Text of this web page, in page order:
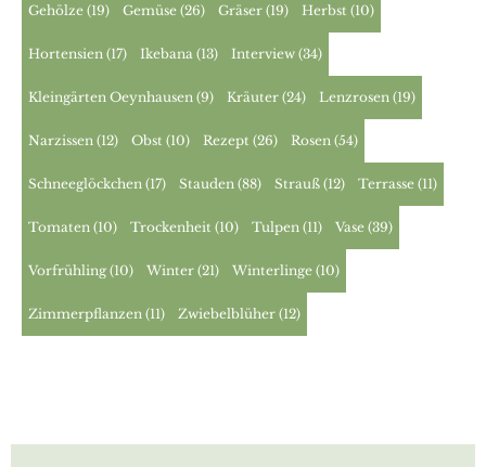
Gehölze (19) Gemüse (26) Gräser (19) Herbst (10)
Hortensien (17) Ikebana (13) Interview (34)
Kleingärten Oeynhausen (9) Kräuter (24) Lenzrosen (19)
Narzissen (12) Obst (10) Rezept (26) Rosen (54)
Schneeglöckchen (17) Stauden (88) Strauß (12) Terrasse (11)
Tomaten (10) Trockenheit (10) Tulpen (11) Vase (39)
Vorfrühling (10) Winter (21) Winterlinge (10)
Zimmerpflanzen (11) Zwiebelblüher (12)